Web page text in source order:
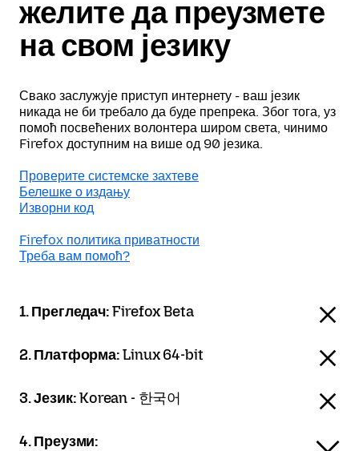
желите да преузмете
на свом језику
Свако заслужује приступ интернету - ваш језик
никада не би требало да буде препрека. Због тога, уз
помоћ посвећених волонтера широм света, чинимо
Firefox доступним на више од 90 језика.
Проверите системске захтеве
Белешке о издању
Изворни код
Firefox политика приватности
Треба вам помоћ?
1. Прегледач:Firefox Beta
2. Платформа:Linux 64-bit
3. Језик:Korean - 한국어
4. Преузми: